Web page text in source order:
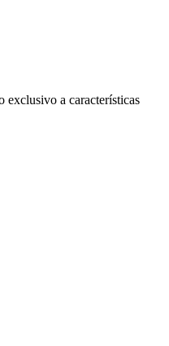
exclusivo a características